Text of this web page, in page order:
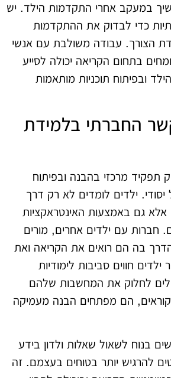
במעקב אחרי התקדמות הילד. יש
כדי לבדוק את ההתקדמות
הצורך. עבודה משולבת עם אנשי
בתחום הקריאה יכולה לסייע
ובפיתוח תוכניות מותאמות
החברתי בלמידת
מרכזי בהבנה ובפיתוח
יסודי. ילדים לומדים לא רק דרך
גם באמצעות האינטראקציות
חברות עם ילדים אחרים, מורים
בה הם רואים את הקריאה ואת
חווים סביבות לימודיות
לחלוק את המחשבות שלהם
הם מפתחים הבנה מעמיקה
בנוח לשאול שאלות ולדון בידע
להרגיש יותר בטוחים בעצמם. זה